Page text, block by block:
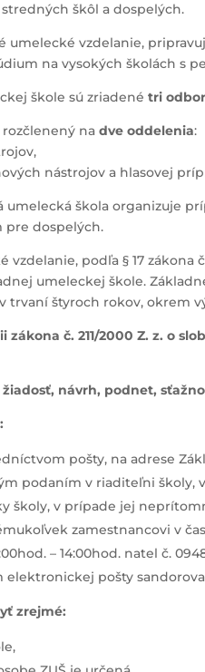
škôl a dospelých.
umelecké vzdelanie,
na vysokých školách s
škole sú zriadenétri
nadve oddelenia:
nástrojov a hlasovej
umelecká škola organizuje
pre dospelých.
vzdelanie, podľa § 17
umeleckej škole.
trvaní štyroch rokov, okrem
zákona č. 211/2000 Z. z. o
návrh, podnet,
pošty, na adrese
podaním v riaditeľni školy,
školy, v prípade jej
zamestnancovi v
– 14:00hod. natel č.
pošty
zrejmé: